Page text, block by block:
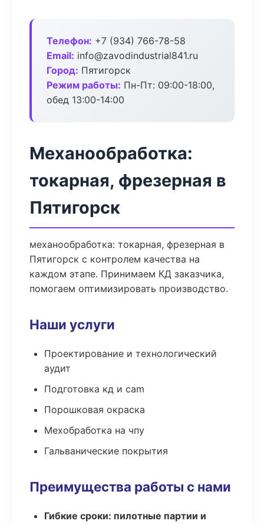
Телефон: +7 (934) 766-78-58
Email: info@zavodindustrial841.ru
Город: Пятигорск
Режим работы: Пн-Пт: 09:00-18:00,
обед 13:00-14:00
Механообработка:
токарная, фрезерная в
Пятигорск
механообработка: токарная, фрезерная в
Пятигорск с контролем качества на
каждом этапе. Принимаем КД заказчика,
помогаем оптимизировать производство.
Наши услуги
Проектирование и технологический
аудит
Подготовка кд и cam
Порошковая окраска
Мехобработка на чпу
Гальванические покрытия
Преимущества работы с нами
Гибкие сроки: пилотные партии и